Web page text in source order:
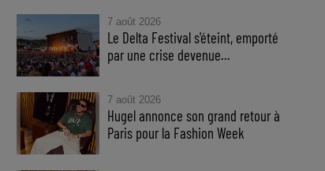
7 août 2026
Le Delta Festival s'éteint, emporté
par une crise devenue...
7 août 2026
Hugel annonce son grand retour à
Paris pour la Fashion Week